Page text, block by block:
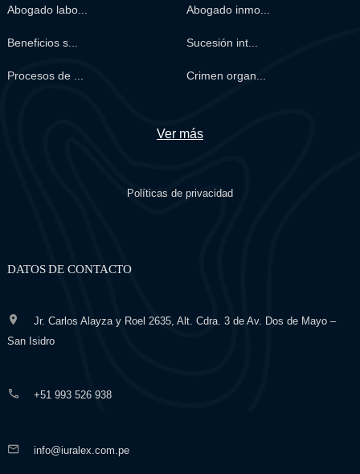
Abogado labo... Abogado inmo...
Beneficios s... Sucesión int...
Procesos de ... Crimen organ...
Ver más
Políticas de privacidad
DATOS DE CONTACTO
Jr. Carlos Alayza y Roel 2635, Alt. Cdra. 3 de Av. Dos de Mayo –
San Isidro
+51 993 526 938
info@iuralex.com.pe